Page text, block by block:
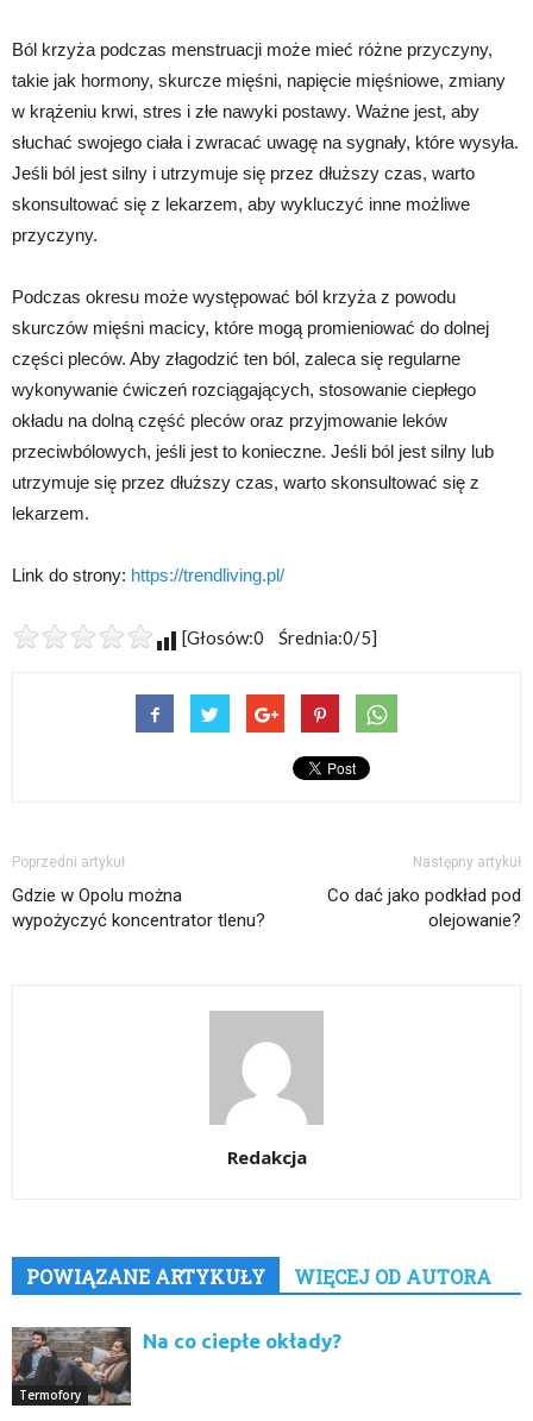
Ból krzyża podczas menstruacji może mieć różne przyczyny,
takie jak hormony, skurcze mięśni, napięcie mięśniowe, zmiany
w krążeniu krwi, stres i złe nawyki postawy. Ważne jest, aby
słuchać swojego ciała i zwracać uwagę na sygnały, które wysyła.
Jeśli ból jest silny i utrzymuje się przez dłuższy czas, warto
skonsultować się z lekarzem, aby wykluczyć inne możliwe
przyczyny.
Podczas okresu może występować ból krzyża z powodu
skurczów mięśni macicy, które mogą promieniować do dolnej
części pleców. Aby złagodzić ten ból, zaleca się regularne
wykonywanie ćwiczeń rozciągających, stosowanie ciepłego
okładu na dolną część pleców oraz przyjmowanie leków
przeciwbólowych, jeśli jest to konieczne. Jeśli ból jest silny lub
utrzymuje się przez dłuższy czas, warto skonsultować się z
lekarzem.
Link do strony: https://trendliving.pl/
[Głosów:0 Średnia:0/5]
Poprzedni artykuł
Gdzie w Opolu można
wypożyczyć koncentrator tlenu?
Następny artykuł
Co dać jako podkład pod
olejowanie?
Redakcja
POWIĄZANE ARTYKUŁY WIĘCEJ OD AUTORA
Termofory
Na co ciepłe okłady?